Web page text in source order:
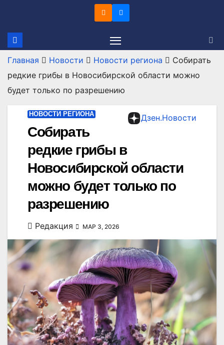
содержимому
Главная Новости Новости региона
Собирать
редкие грибы в Новосибирской области можно
будет только по разрешению
Дзен.Новости
НОВОСТИ РЕГИОНА
Собирать
редкие грибы в
Новосибирской области
можно будет только по
разрешению
Редакция МАР 3, 2026